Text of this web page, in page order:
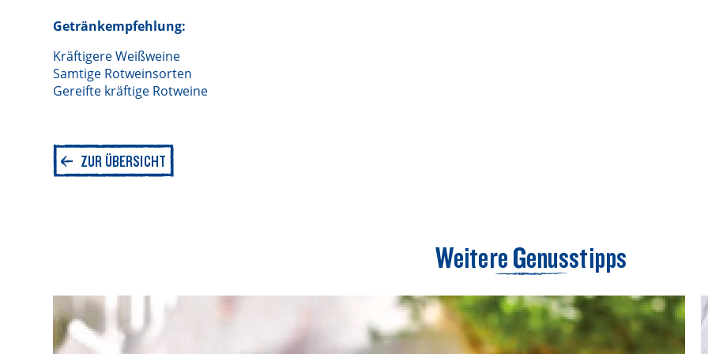
Getränkempfehlung:
Kräftigere Weißweine
Samtige Rotweinsorten
Gereifte kräftige Rotweine
ZUR ÜBERSICHT
Weitere Genusstipps